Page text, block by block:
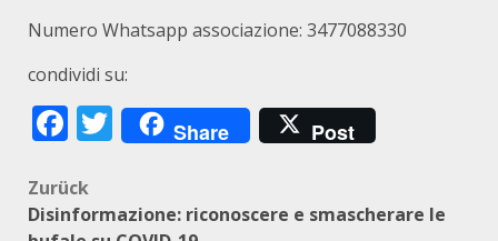
Numero Whatsapp associazione: 3477088330
condividi su:
Facebook
Twitter
Share Post
Beitragsnavigation
Zurück
Disinformazione: riconoscere e smascherare le